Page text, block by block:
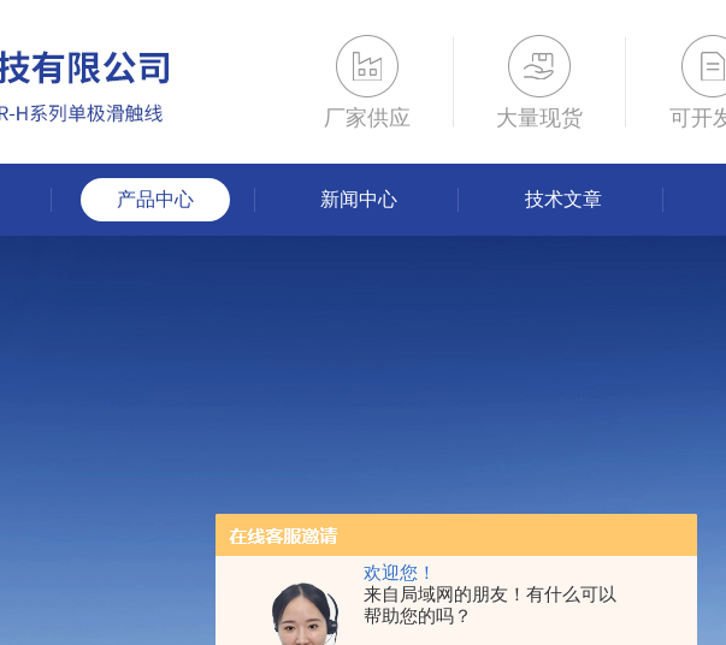
欢迎您！
来自局域网的朋友！有什么可以
帮助您的吗？
厂家供应 大量现货 可开
产品中心 新闻中心 技术文章